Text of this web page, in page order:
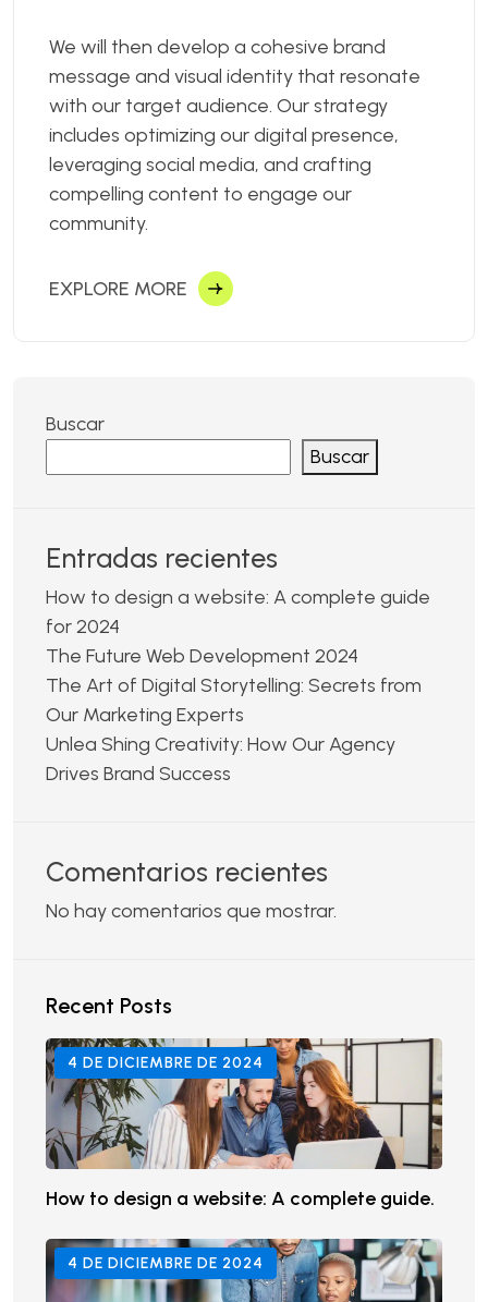
We will then develop a cohesive brand
message and visual identity that resonate
with our target audience. Our strategy
includes optimizing our digital presence,
leveraging social media, and crafting
compelling content to engage our
community.
EXPLORE MORE
Buscar
Buscar
Entradas recientes
How to design a website: A complete guide
for 2024
The Future Web Development 2024
The Art of Digital Storytelling: Secrets from
Our Marketing Experts
Unlea Shing Creativity: How Our Agency
Drives Brand Success
Comentarios recientes
No hay comentarios que mostrar.
Recent Posts
4 DE DICIEMBRE DE 2024
How to design a website: A complete guide.
4 DE DICIEMBRE DE 2024